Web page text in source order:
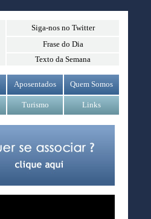
Siga-nos no Twitter
Frase do Dia
Texto da Semana
Aposentados Quem Somos
Turismo Links